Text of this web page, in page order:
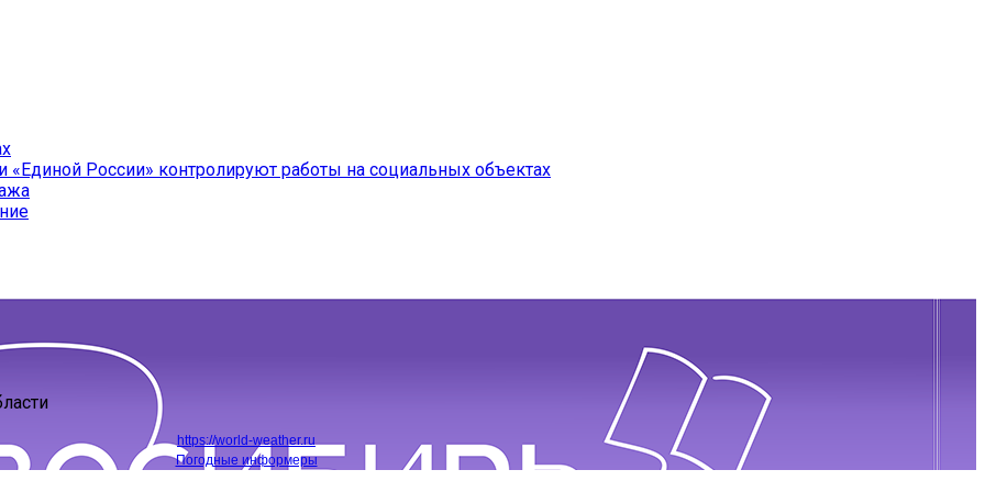
России» контролируют работы на социальных объектах
https://world-weather.ru
Погодные информеры